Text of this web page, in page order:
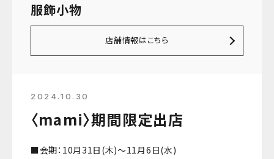
服飾小物
店舗情報はこちら
2024.10.30
〈mami〉期間限定出店
■会期：10月31日(木)〜11月6日(水)